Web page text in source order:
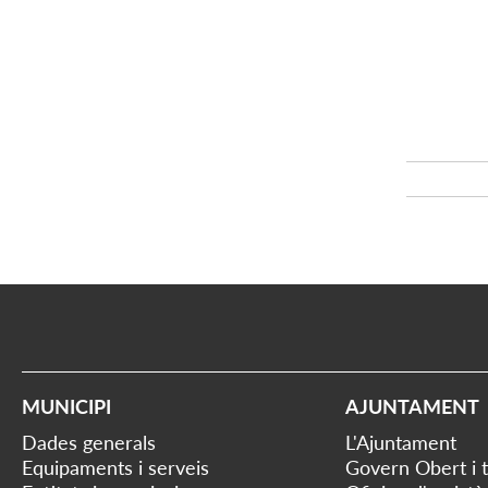
MUNICIPI
Dades generals
Equipaments i serveis
AJUNTAMENT
L'Ajuntament
Govern Obert i